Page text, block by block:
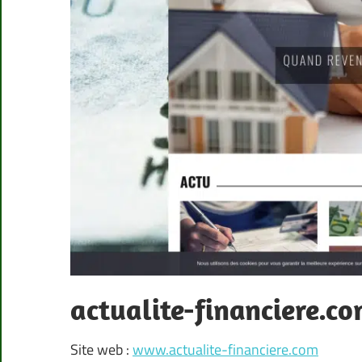
actualite-
Site web :www.actualite-financiere.com